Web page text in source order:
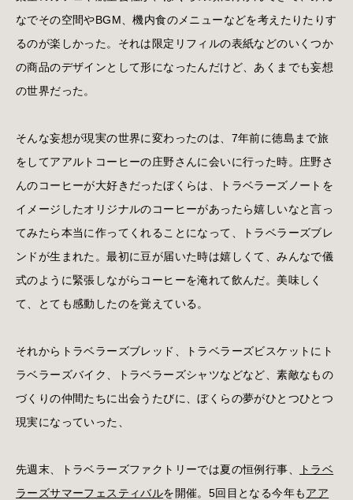
なでその空間やBGM、機内食のメニューなどを考えたりたりす
るのが楽しかった。それは限定リフィルの表紙などのいくつか
の商品のデザインとして形になったんだけど、あくまでも妄想
の世界だった。
そんな妄想が現実の世界に変わったのは、7年前に徳島まで旅
をしてアアルトコーヒーの庄野さんに会いに行った時。庄野さ
んのコーヒーが大好きだったぼくらは、トラベラーズノートを
イメージしたオリジナルのコーヒーがあったら嬉しいなと言っ
てみたら本当に作ってくれることになって、トラベラーズブレ
ンドが生まれた。最初に豆が届いた時は嬉しくて、みんなで儀
式のように緊張しながらコーヒーを淹れて飲んだ。美味しく
て、とても感動したのを覚えている。
それからトラベラーズブレッド、トラベラーズビスケットにト
ラベラーズバイク、トラベラーズシャツなどなど、素敵なもの
づくりの仲間たちに出会うたびに、ぼくらの夢がひとつひとつ
現実になっていった、
先週末、トラベラーズファクトリーでは夏の恒例行事、
トラベ
ラーズサマーフェスティバルを開催。5回目となる今年もアア